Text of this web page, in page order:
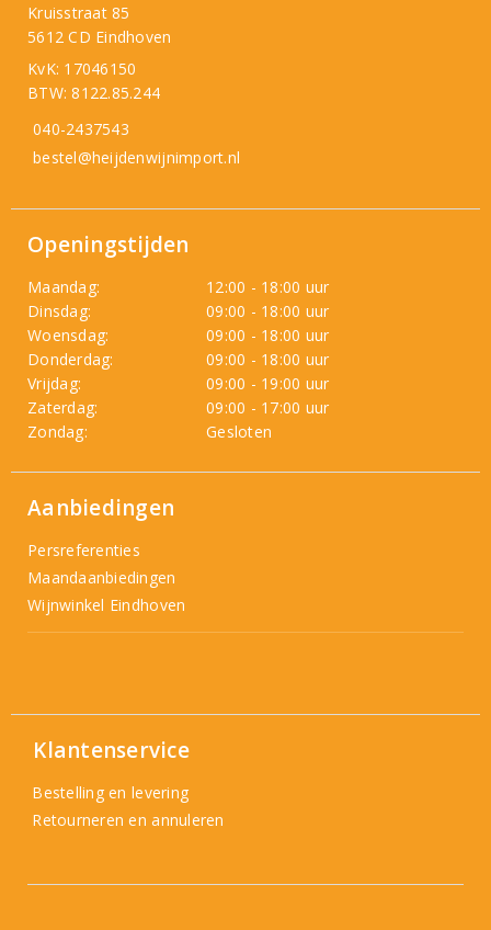
Kruisstraat 85
5612 CD Eindhoven
KvK: 17046150
BTW: 8122.85.244
040-2437543
bestel@heijdenwijnimport.nl
Openingstijden
Maandag:
12:00 - 18:00 uur
Dinsdag:
09:00 - 18:00 uur
Woensdag:
09:00 - 18:00 uur
Donderdag:
09:00 - 18:00 uur
Vrijdag:
09:00 - 19:00 uur
Zaterdag:
09:00 - 17:00 uur
Zondag:
Gesloten
Aanbiedingen
Persreferenties
Maandaanbiedingen
Wijnwinkel Eindhoven
Klantenservice
Bestelling en levering
Retourneren en annuleren